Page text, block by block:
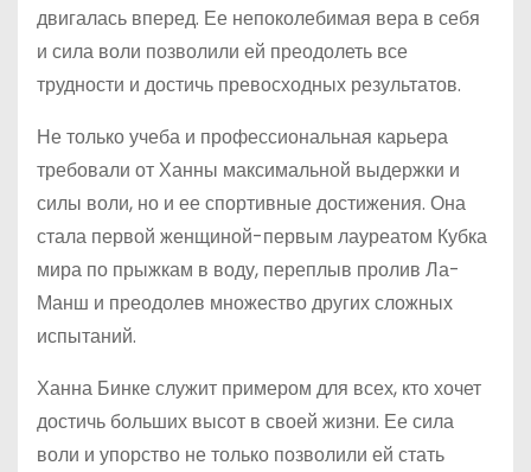
двигалась вперед. Ее непоколебимая вера в себя
и сила воли позволили ей преодолеть все
трудности и достичь превосходных результатов.
Не только учеба и профессиональная карьера
требовали от Ханны максимальной выдержки и
силы воли, но и ее спортивные достижения. Она
стала первой женщиной-первым лауреатом Кубка
мира по прыжкам в воду, переплыв пролив Ла-
Манш и преодолев множество других сложных
испытаний.
Ханна Бинке служит примером для всех, кто хочет
достичь больших высот в своей жизни. Ее сила
воли и упорство не только позволили ей стать